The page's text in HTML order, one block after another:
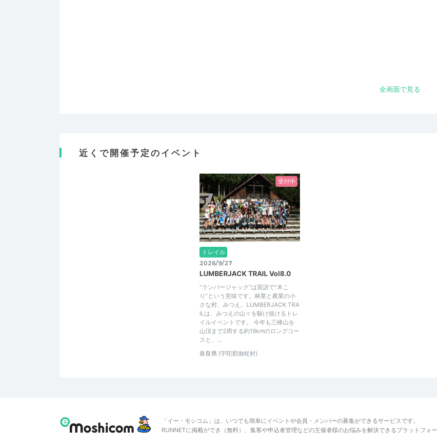
全画面で見る
近くで開催予定のイベント
受付中
トレイル
2026/9/27
LUMBERJACK TRAIL Vol8.0
“ランバージャック”は英語で“木こ
り”という意味です。林業と農業の小
さな村、みつえ。LUMBERJACK TRA
ILは、みつえの山々を駆け抜けるトレ
イルイベントです。 今年も三峰山を
山頂まで2周する約18kmのロングコー
スと、...
奈良県 (宇陀郡御杖村)
「イー・モシコム」は、いつでも簡単にイベントや会員・メンバーの募集ができるサービスです。
RUNNETに掲載ができ（無料）、集客や申込者管理などの主催者様のお悩みを解決できるプラットフォー